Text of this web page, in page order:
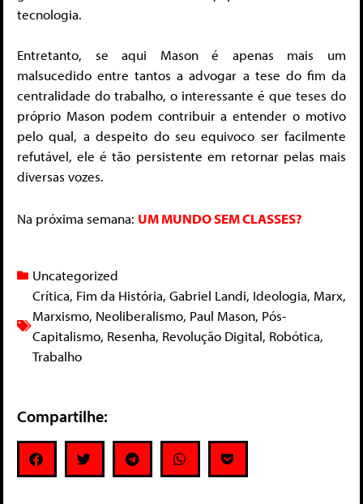
tecnologia.
Entretanto, se aqui Mason é apenas mais um
malsucedido entre tantos a advogar a tese do fim da
centralidade do trabalho, o interessante é que teses do
próprio Mason podem contribuir a entender o motivo
pelo qual, a despeito do seu equivoco ser facilmente
refutável, ele é tão persistente em retornar pelas mais
diversas vozes.
Na próxima semana: UM MUNDO SEM CLASSES?
Uncategorized
Crítica, Fim da História, Gabriel Landi, Ideologia, Marx,
Marxismo, Neoliberalismo, Paul Mason, Pós-
Capitalismo, Resenha, Revolução Digital, Robótica,
Trabalho
Compartilhe: